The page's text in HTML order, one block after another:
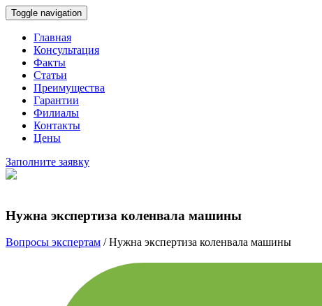
Toggle navigation
Главная
Консультация
Факты
Статьи
Преимущества
Гарантии
Филиалы
Контакты
Цены
Заполните заявку
Нужна экспертиза коленвала машины
Вопросы экспертам /Нужна экспертиза коленвала машины